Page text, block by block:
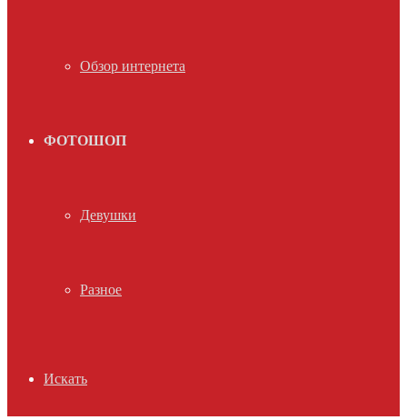
Обзор интернета
ФОТОШОП
Девушки
Разное
Искать